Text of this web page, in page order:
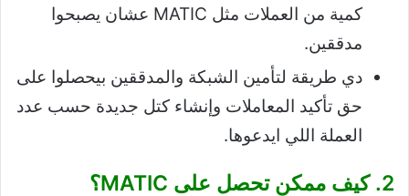
كمية من العملات مثل MATIC عشان يصبحوا
مدققين.
دي طريقة لتأمين الشبكة والمدققين بيحصلوا على
حق تأكيد المعاملات وإنشاء كتل جديدة حسب عدد
العملة اللي ايدعوها.
2. كيف ممكن تحصل على MATIC؟